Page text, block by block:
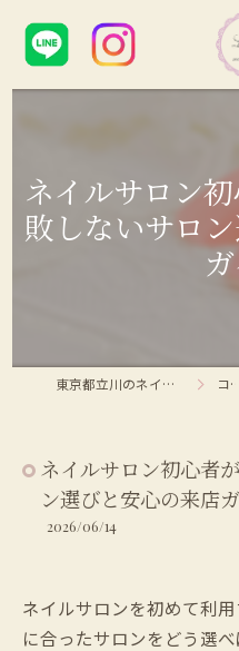
ネイルサロン
敗しないサロ
東京都立川のネイルサロンならLilly nail salon コラム
ネイルサロン初心者
ン選びと安心の来店
2026/06/14
ネイルサロンを初めて利
に合ったサロンをどう選